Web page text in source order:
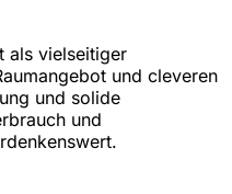
als vielseitiger
und cleveren
und solide
und